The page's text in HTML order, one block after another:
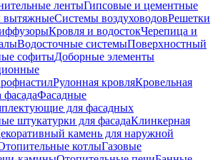
лентыГипсовые и цементные
вытяжныеСистемы воздуховодовРешетки
Кровля и водостокЧерепица и
Водосточные системыПоверхностный
софитыДоборные элементы
Рулонная кровляКровельная
фасадаФасадные
для фасадных
штукатурки для фасадаКлинкерная
камень для наружной
котлыГазовые